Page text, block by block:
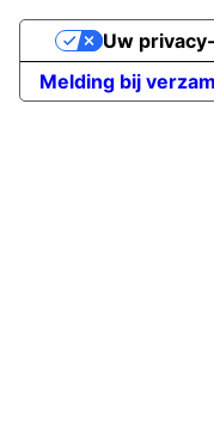
Melding bij
Uw